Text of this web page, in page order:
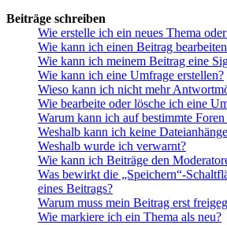
Beiträge schreiben
Wie erstelle ich ein neues Thema
Wie kann ich einen Beitrag
Wie kann ich meinem Beitrag eine
Wie kann ich eine Umfrage erstellen?
Wieso kann ich nicht mehr
Wie bearbeite oder lösche ich eine
Warum kann ich auf bestimmte
Weshalb kann ich keine
Weshalb wurde ich verwarnt?
Wie kann ich Beiträge den
Was bewirkt die „Speichern“-
eines Beitrags?
Warum muss mein Beitrag erst
Wie markiere ich ein Thema als neu?